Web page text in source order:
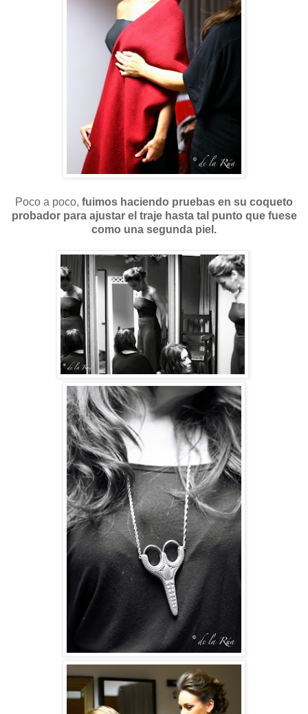
Poco a poco, fuimos haciendo pruebas en su coqueto
probador para ajustar el traje hasta tal punto que fuese
como una segunda piel.